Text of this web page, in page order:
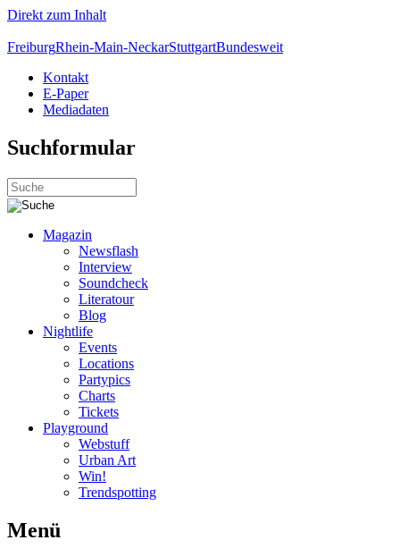
Direkt zum Inhalt
FreiburgRhein-Main-NeckarStuttgartBundesweit
Kontakt
E-Paper
Mediadaten
Suchformular
Magazin
Newsflash
Interview
Soundcheck
Literatour
Blog
Nightlife
Events
Locations
Partypics
Charts
Tickets
Playground
Webstuff
Urban Art
Win!
Trendspotting
Menü